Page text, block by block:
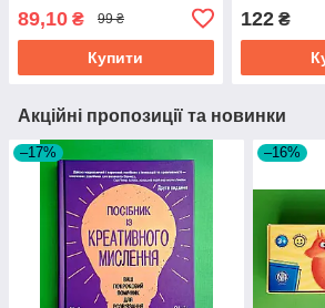
89,10 ₴ 99 ₴
Купити
122₴
Акційні пропозиції та новинки
–17% –16%